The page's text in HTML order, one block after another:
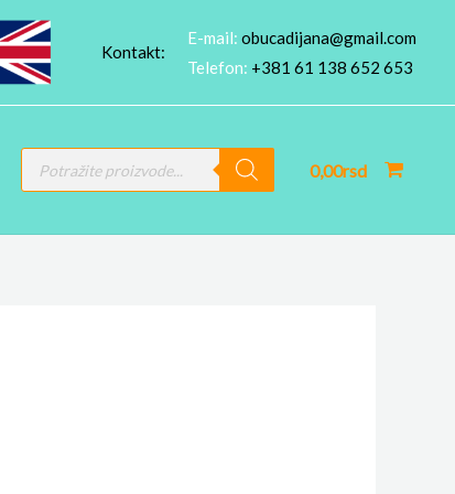
Kontakt:
E-mail: obucadijana@gmail.com
Telefon: +381 61 138 652 653
PRODUCTS
SEARCH
0,00rsd